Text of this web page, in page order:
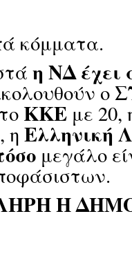
κόμματα.
η ΝΔ έχει
ο
ΚΚΕ με 20,
η Ελληνική
μεγάλο
Η